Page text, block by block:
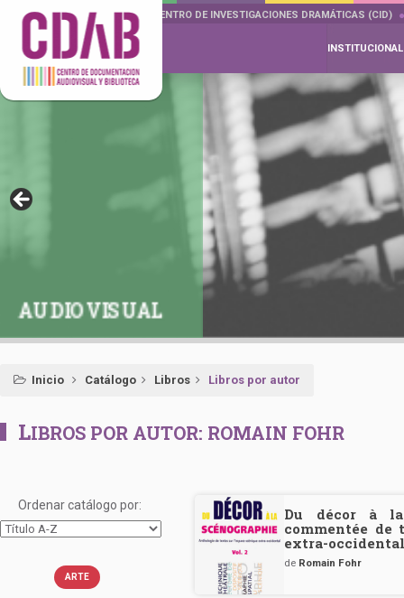
DOCUMENTA DRAMÁTICAS CENTRO DE INVESTIGACIONES DRAMÁTICAS (CID)
INSTITUCIONAL
AUDIOVISUAL
Inicio Catálogo Libros Libros por autor
LIBROS POR AUTOR: ROMAIN FOHR
Ordenar catálogo por:
ARTE
Du décor à la
commentée de
extra-
de Romain Fohr